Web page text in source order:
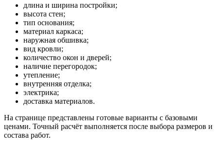
длина и ширина постройки;
высота стен;
тип основания;
материал каркаса;
наружная обшивка;
вид кровли;
количество окон и дверей;
наличие перегородок;
утепление;
внутренняя отделка;
электрика;
доставка материалов.
На странице представлены готовые варианты с базовыми
ценами. Точный расчёт выполняется после выбора размеров и
состава работ.